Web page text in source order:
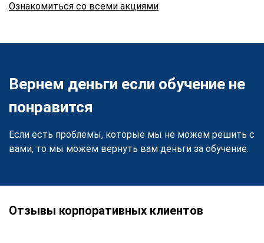
Ознакомиться со всеми акциями
Вернем деньги если обучение не
понравится
Если есть проблемы, которые мы не можем решить с
вами, то мы можем вернуть вам деньги за обучение.
Отзывы корпоративных клиентов